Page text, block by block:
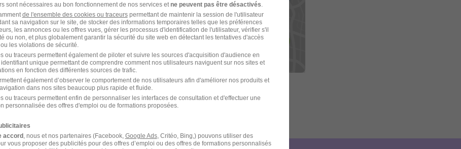
Localiser le poste
- Réf : 4416633-36282033
sont nécessaires au bon fonctionnement de nos services et ne peuvent pas être désactivés
de l'ensemble des cookies ou traceurspermettant de maintenir la session de l'utilisateur
sa navigation sur le site, de stocker des informations temporaires telles que les préférences
les annonces ou les offres vues, gérer les processus d'identification de l'utilisateur, vérifier s'il
ou non, et plus globalement garantir la sécurité du site web en détectant les tentatives d'accès
les violations de sécurité.
ou traceurs permettent également de piloter et suivre les sources d'acquisition d'audience en
unique permettant de comprendre comment nos utilisateurs naviguent sur nos sites et
en fonction des différentes sources de trafic.
également d’observer le comportement de nos utilisateurs afin d'améliorer nos produits et
dans nos sites beaucoup plus rapide et fluide.
ou traceurs permettent enfin de personnaliser les interfaces de consultation et d'effectuer une
personnalisée des offres d'emploi ou de formations proposées.
accord, nous et nos partenaires (Facebook, Google Ads, Critéo, Bing,) pouvons utiliser des
vous proposer des publicités pour des offres d’emploi ou des offres de formations personnalisés